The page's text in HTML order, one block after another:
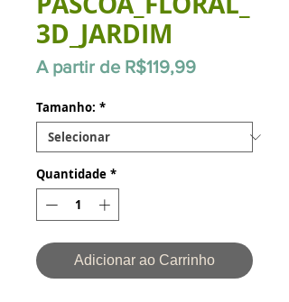
3D_JARDIM
A partir de R$119,99Preço
Tamanho: *
Quantidade *
Adicionar ao Carrinho